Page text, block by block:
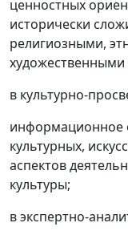
ценностных
исторически
религиозными,
в культурно-
информационное
культурных,
аспектов
культуры;
в экспертно-